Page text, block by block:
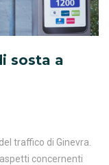
sosta a
traffico di Ginevra.
concernenti